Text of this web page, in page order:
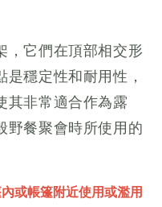
，它們在頂部相交形
穩定性和耐用性，
其非常適合作為露
野餐聚會時所使用的
內或帳篷附近使用或濫用